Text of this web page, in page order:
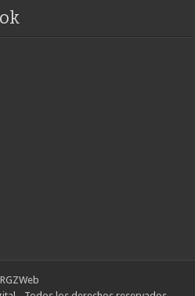
RGZWeb